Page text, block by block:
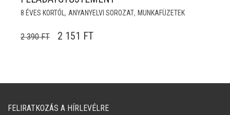
8 ÉVES KORTÓL , ANYANYELVI SOROZAT, MUNKAFÜZETEK
2 390FT ORIGINAL PRICE WAS: 2 390 FT.
2 151 FTCURRENT PRICE IS: 2 151 FT.
FELIRATKOZÁS A HÍRLEVÉLRE